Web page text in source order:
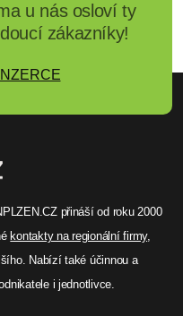
u nás osloví ty
zákazníky!
přináší od roku 2000
kontakty na regionální firmy,
Nabízí také účinnou a
i jednotlivce.